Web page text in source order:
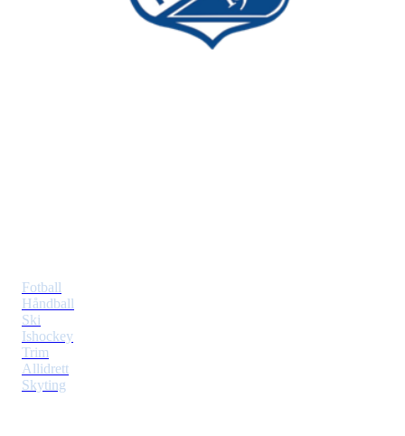
Fotball
Håndball
Ski
Ishockey
Trim
Allidrett
Skyting